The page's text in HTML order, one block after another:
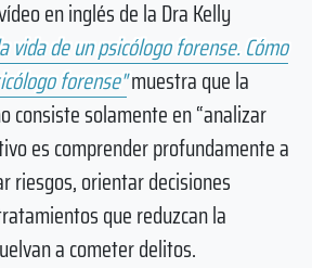
en inglés de la Dra Kelly
vida de un psicólogo forense. Cómo
forense"muestra que la
consiste solamente en “analizar
es comprender profundamente a
riesgos, orientar decisiones
que reduzcan la
a cometer delitos.